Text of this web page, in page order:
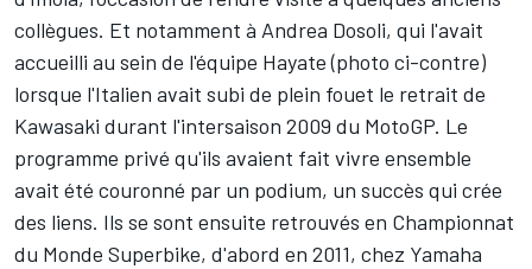
collègues. Et notamment à Andrea Dosoli, qui l'avait
accueilli au sein de l'équipe Hayate (photo ci-contre)
lorsque l'Italien avait subi de plein fouet le retrait de
Kawasaki durant l'intersaison 2009 du MotoGP. Le
programme privé qu'ils avaient fait vivre ensemble
avait été couronné par un podium, un succès qui crée
des liens. Ils se sont ensuite retrouvés en Championnat
du Monde Superbike, d'abord en 2011, chez Yamaha